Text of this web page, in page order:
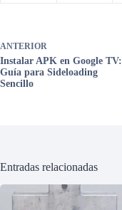
ANTERIOR
Instalar APK en Google TV:
Guía para Sideloading
Sencillo
Entradas relacionadas